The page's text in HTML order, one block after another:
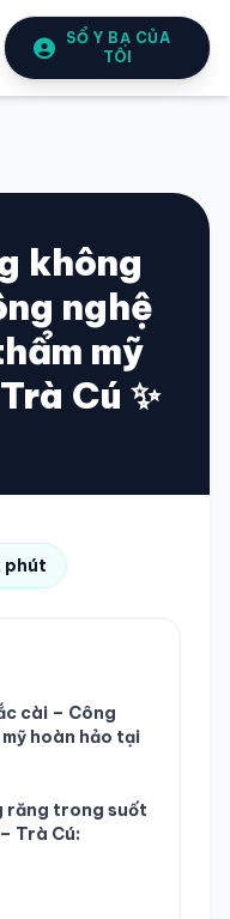
SỔ Y BẠ CỦA
TÔI
TỬ
đã đăng ký.
không
nghệ
mỹ
Cú ✨
phút
cài – Công
hoàn hảo tại
răng trong suốt
Trà Cú: